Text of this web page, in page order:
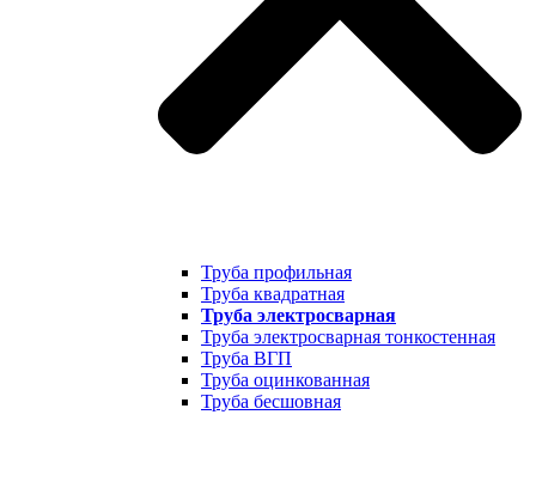
Труба профильная
Труба квадратная
Труба электросварная
Труба электросварная тонкостенная
Труба ВГП
Труба оцинкованная
Труба бесшовная